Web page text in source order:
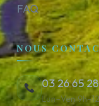
FAQ
NOUS
03 26 65
Lun–Ven